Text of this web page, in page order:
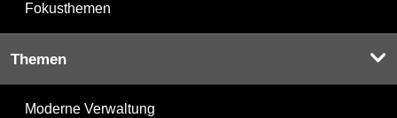
Fokusthemen
Themen
Moderne Verwaltung